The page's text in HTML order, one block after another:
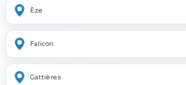
Èze
Falicon
Gattières